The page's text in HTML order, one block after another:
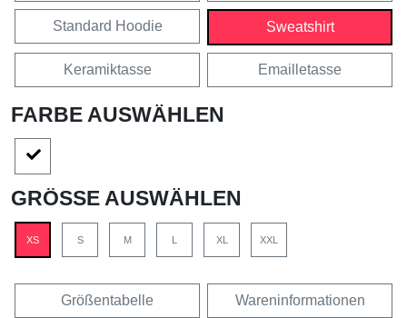
Standard Hoodie Sweatshirt
Keramiktasse Emailletasse
FARBE AUSWÄHLEN
GRÖSSE AUSWÄHLEN
XS S M XL XXL
Größentabelle Wareninformationen